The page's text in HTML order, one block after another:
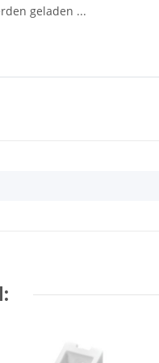
geladen ...